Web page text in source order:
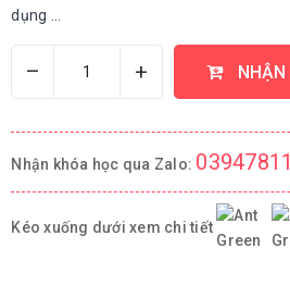
dụng ...
– + NHẬN
Nhận khóa học qua Zalo:
Kéo xuống dưới xem chi tiết